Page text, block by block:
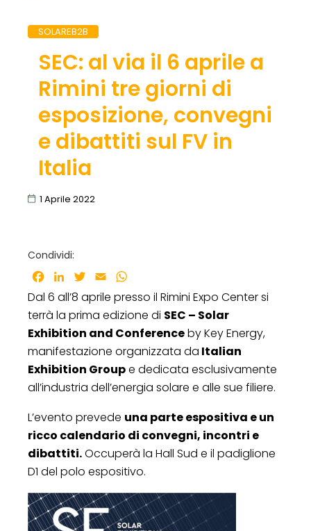
SOLAREB2B
SEC: al via il 6 aprile a
Rimini tre giorni di
esposizione, convegni
e dibattiti sul FV in
Italia
1 Aprile 2022
Condividi:
Facebook
LinkedInTwitter
Email
Dal 6 all’8 aprile presso il Rimini Expo Center si
terrà la prima edizione di SEC – Solar
Exhibition and Conferenceby Key Energy,
manifestazione organizzata da Italian
Exhibition Groupe dedicata esclusivamente
all’industria dell’energia solare e alle sue filiere.
L’evento prevede una parte espositiva e un
ricco calendario di convegni, incontri e
dibattiti.Occuperà la Hall Sud e il padiglione
D1 del polo espositivo.